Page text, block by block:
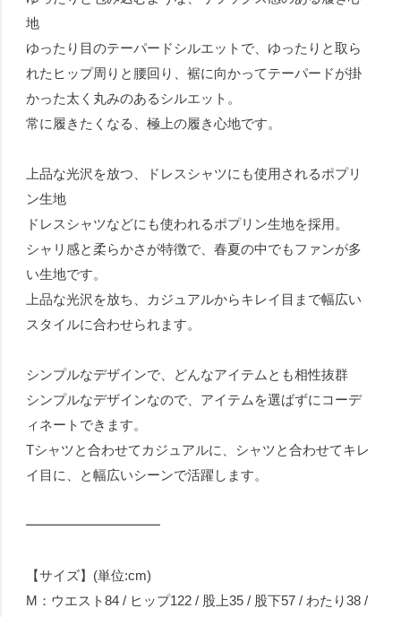
地
ゆったり目のテーパードシルエットで、ゆったりと取ら
れたヒップ周りと腰回り、裾に向かってテーパードが掛
かった太く丸みのあるシルエット。
常に履きたくなる、極上の履き心地です。
上品な光沢を放つ、ドレスシャツにも使用されるポプリ
ン生地
ドレスシャツなどにも使われるポプリン生地を採用。
シャリ感と柔らかさが特徴で、春夏の中でもファンが多
い生地です。
上品な光沢を放ち、カジュアルからキレイ目まで幅広い
スタイルに合わせられます。
シンプルなデザインで、どんなアイテムとも相性抜群
シンプルなデザインなので、アイテムを選ばずにコーデ
ィネートできます。
Tシャツと合わせてカジュアルに、シャツと合わせてキレ
イ目に、と幅広いシーンで活躍します。
━━━━━━━━━━
【サイズ】(単位:cm)
M：ウエスト84 / ヒップ122 / 股上35 / 股下57 / わたり38 /